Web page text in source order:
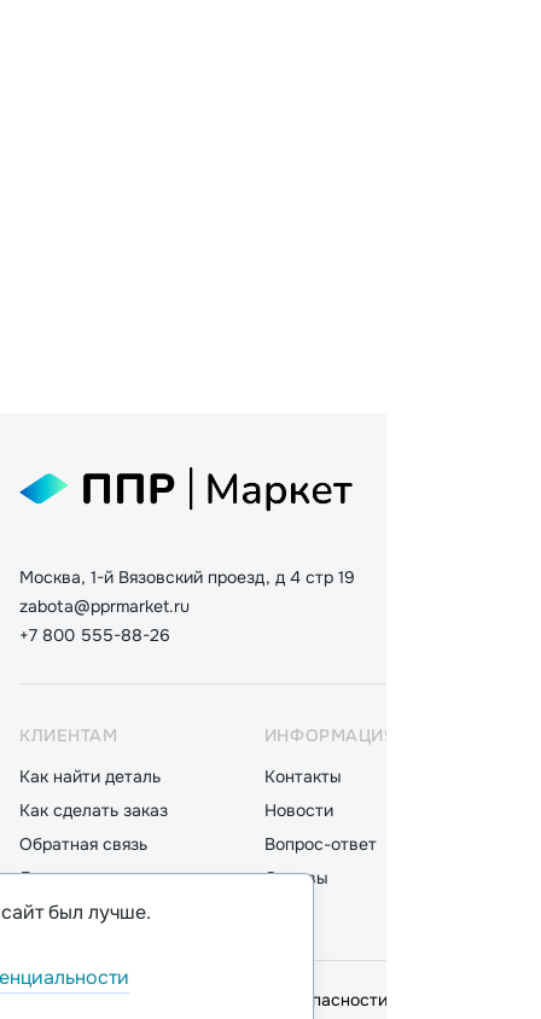
Москва, 1-й Вязовский проезд, д 4 стр 19
zabota@pprmarket.ru
+7 800 555-88-26
КЛИЕНТАМ
Как найти деталь
Как сделать заказ
Обратная связь
Доставка
Оплата
ИНФОРМАЦИЯ
Контакты
Новости
Вопрос-ответ
Отзывы
© 2026,ООО "ППР"
Политика безопасности
был лучше.